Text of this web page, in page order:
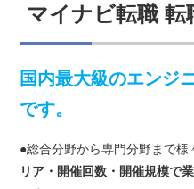
マイナビ転職 転
国内最大級のエンジ
です。
●総合分野から専門分野まで様
リア・開催回数・開催規模で